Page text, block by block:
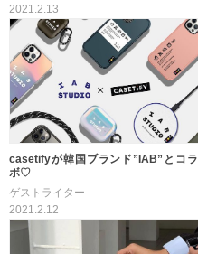
2021.2.13
casetifyが韓国ブランド”IAB”とコラ
ボ♡
ゲストライター
2021.2.12